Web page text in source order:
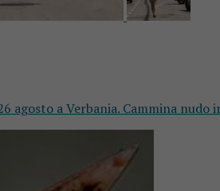
agosto a Verbania. Cammina